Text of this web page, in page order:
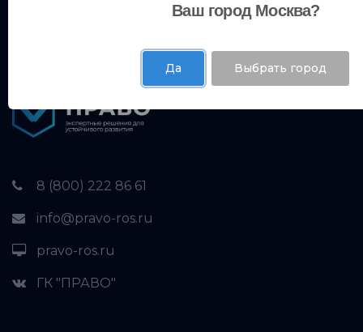
8 (800) 222 86 61
info@pravo-ros.ru
pravo-ros.ru
ГК "ПРАВО"
Ваш город Москва?
Да Выбрать город